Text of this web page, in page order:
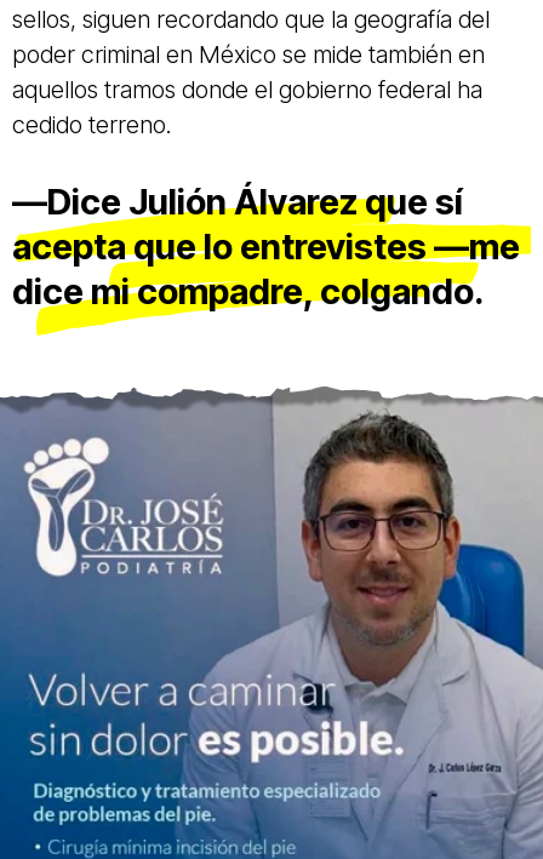
sellos, siguen recordando que la geografía del
poder criminal en México se mide también en
aquellos tramos donde el gobierno federal ha
cedido terreno.
—Dice Julión Álvarez que sí
acepta que lo entrevistes —me
dice mi compadre, colgando.